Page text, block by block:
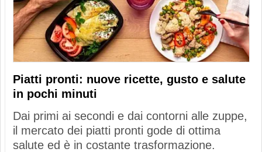
Piatti pronti: nuove ricette, gusto e salute
in pochi minuti
Dai primi ai secondi e dai contorni alle zuppe,
il mercato dei piatti pronti gode di ottima
salute ed è in costante trasformazione.